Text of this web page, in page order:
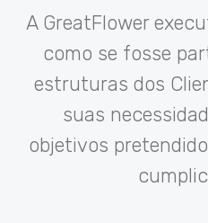
A GreatFlower
como se fosse
estruturas dos
suas
objetivos